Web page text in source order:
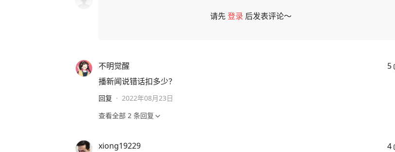
请先登录 后发表评论～
不明觉醒
5
播新闻说错话扣多少？
回复 · 2022年08月23日
查看全部 2 条回复
xiong19229
4